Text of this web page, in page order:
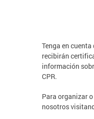
Tenga en
recibirán
información
CPR.
Para organizar
nosotros